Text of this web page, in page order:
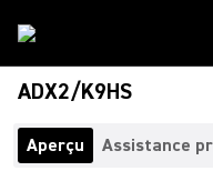
ADX2/K9HS
Aperçu Assistance